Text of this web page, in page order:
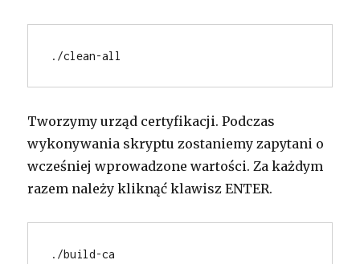
./clean-all
Tworzymy urząd certyfikacji. Podczas
wykonywania skryptu zostaniemy zapytani o
wcześniej wprowadzone wartości. Za każdym
razem należy kliknąć klawisz ENTER.
./build-ca